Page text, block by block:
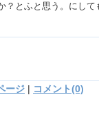
？とふと思う。にし
ージ | コメント(0)